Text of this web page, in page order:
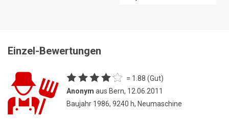
Einzel-Bewertungen
= 1.88 (Gut)
Anonym aus Bern, 12.06.2011
Baujahr 1986, 9240 h, Neumaschine